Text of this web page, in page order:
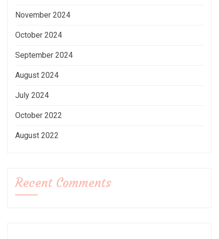
November 2024
October 2024
September 2024
August 2024
July 2024
October 2022
August 2022
Recent Comments